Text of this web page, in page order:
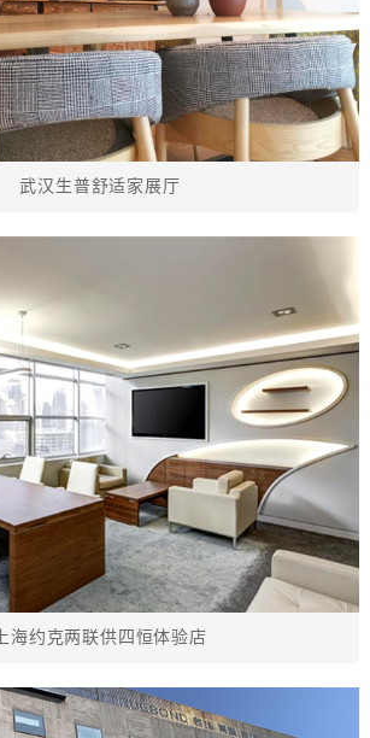
武汉生普舒适家展厅
上海约克两联供四恒体验店